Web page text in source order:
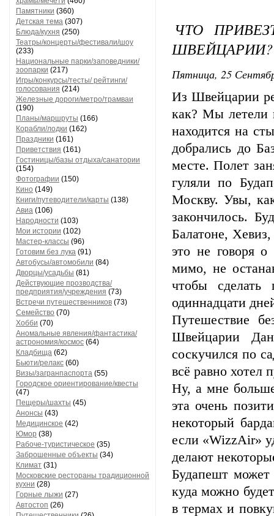
Памятники (360)
Детская тема (307)
Блюда/кухня (250)
Театры/концерты/фестивали/шоу
(233)
Национальные парки/заповедники/
зоопарки (217)
Игры/конкурсы/тесты/ рейтинги/
голосования (214)
Железные дороги/метро/трамваи
(190)
Планы/маршруты (166)
Корабли/лодки (162)
Праздники (161)
Приветствия (161)
Гостиницы/базы отдыха/санатории
(154)
Фотографии (150)
Кино (149)
Книги/путеводители/карты (138)
Авиа (106)
Народности (103)
Мои истории (102)
Мастер-классы (96)
Готовим без лука (91)
Автобусы/автомобили (84)
Дворцы/усадьбы (81)
Действующие прозводства/
предприятия/учреждения (73)
Встречи путешественников (73)
Семейство (70)
Хобби (70)
Аномальные явления/фантастика/
астрономия/космос (64)
Кладбища (62)
Бьюти/релакс (60)
Визы/загранпаспорта (55)
Городское ориентирование/квесты
(47)
Пещеры/шахты (45)
Анонсы (43)
Медицинское (42)
Юмор (38)
Рабоче-туристическое (35)
Заброшенные объекты (34)
Климат (31)
Московские рестораны традиционной
кухни (28)
Горные лыжи (27)
Автостоп (26)
ЧТО
ШВЕЙЦАРИИ?
Пятница, 25
Из Швейцарии
как? Мы летели
находится на
добрались до
месте. Полет
гуляли по
Москву. Увы,
закончилось.
Балатоне,
это не говоря
мимо, не
чтобы
одиннадцати
Путешествие
Швейцарии
соскучился по
всё равно хотел
Ну, а мне
эта очень
некоторый
если «WizzAir»
делают
Будапешт может
куда можно
в термах и